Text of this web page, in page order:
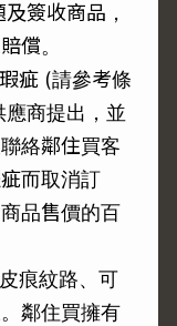
簽收商品，
償。
疵 (請參考條
商提出，並
絡鄰住買客
而取消訂
品售價的百
痕紋路、可
鄰住買擁有